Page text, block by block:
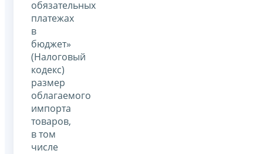
обязательных
платежах
в
бюджет»
(Налоговый
кодекс)
размер
облагаемого
импорта
товаров,
в том
числе